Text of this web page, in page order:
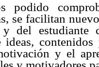
podido
se facilitan
y del estudiante
ideas,
y el